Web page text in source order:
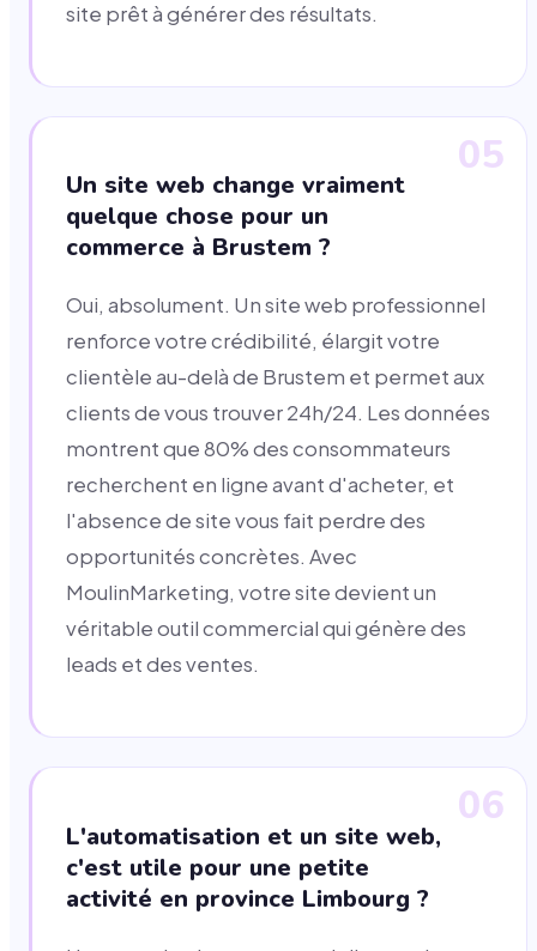
site prêt à générer des résultats.
05
Un site web change vraiment
quelque chose pour un
commerce à Brustem ?
Oui, absolument. Un site web professionnel
renforce votre crédibilité, élargit votre
clientèle au-delà de Brustem et permet aux
clients de vous trouver 24h/24. Les données
montrent que 80% des consommateurs
recherchent en ligne avant d'acheter, et
l'absence de site vous fait perdre des
opportunités concrètes. Avec
MoulinMarketing, votre site devient un
véritable outil commercial qui génère des
leads et des ventes.
06
L'automatisation et un site web,
c'est utile pour une petite
activité en province Limbourg ?